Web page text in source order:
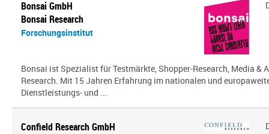
Bonsai GmbH
Bonsai Research
Forschungsinstitut
Bonsai ist Spezialist für Testmärkte, Shopper-Research, Media &
Research. Mit 15 Jahren Erfahrung im nationalen und
Dienstleistungs- und ...
Confield Research GmbH